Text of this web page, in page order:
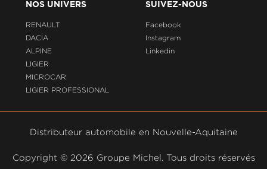
NOS UNIVERS
RENAULT
DACIA
ALPINE
LIGIER
MICROCAR
LIGIER PROFESSIONAL
SUIVEZ-NOUS
Facebook
Instagram
Linkedin
Distributeur automobile en Nouvelle-Aquitaine
Copyright © 2026 Groupe Michel. Tous droits réservés